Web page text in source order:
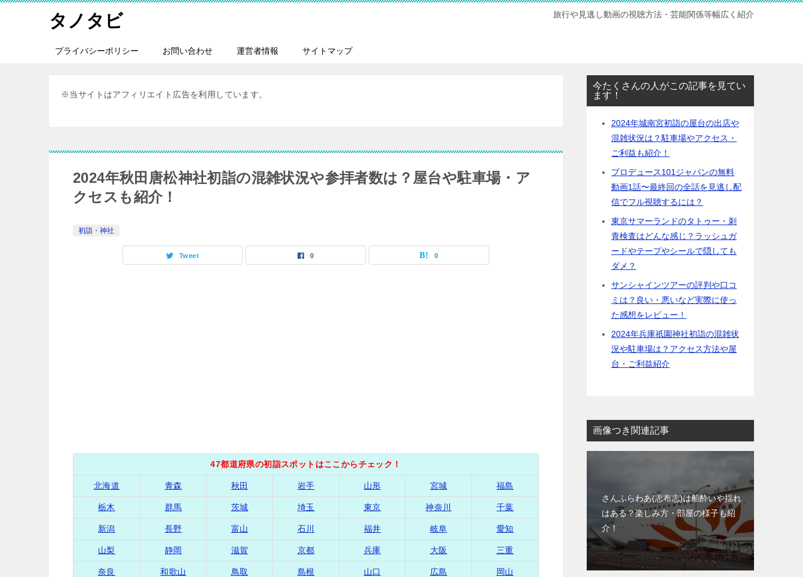
タノタビ 旅行や見逃し動画の視聴方法・芸能関係等幅広く紹介
プライバシーポリシー お問い合わせ 運営者情報 サイトマップ
※当サイトはアフィリエイト広告を利用しています。
2024年秋田唐松神社初詣の混雑状況や参拝者数は？屋台や駐車場・ア
クセスも紹介！
初詣・神社
Tweet 0 0
47都道府県の初詣スポットはここからチェック！
北海道 青森 秋田 岩手 山形 宮城 福島
栃木 群馬 茨城 埼玉 東京 神奈川 千葉
新潟 長野 富山 石川 福井 岐阜 愛知
山梨 静岡 滋賀 京都 兵庫 大阪 三重
奈良 和歌山 鳥取 島根 山口 広島 岡山
今たくさんの人がこの記事を見てい
ます！
2024年城南宮初詣の屋台の出店や
混雑状況は？駐車場やアクセス・
ご利益も紹介！
プロデュース101ジャパンの無料
動画1話〜最終回の全話を見逃し配
信でフル視聴するには？
東京サマーランドのタトゥー・刺
青検査はどんな感じ？ラッシュガ
ードやテープやシールで隠しても
ダメ？
サンシャインツアーの評判や口コ
ミは？良い・悪いなど実際に使っ
た感想をレビュー！
2024年兵庫祇園神社初詣の混雑状
況や駐車場は？アクセス方法や屋
台・ご利益紹介
画像つき関連記事
さんふらわあ(志布志)は船酔いや揺れ
はある？楽しみ方・部屋の様子も紹
介！